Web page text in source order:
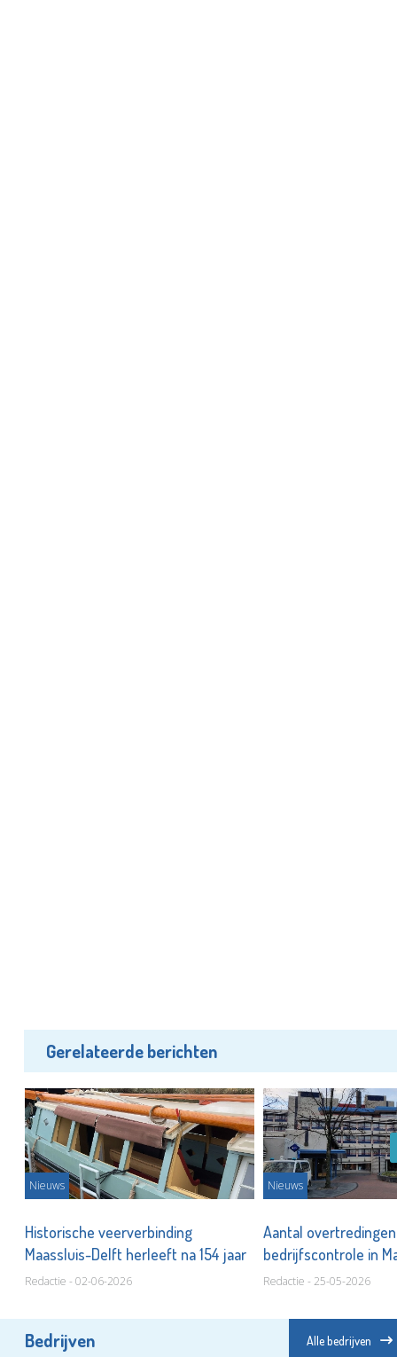
Gerelateerde berichten
Nieuws
Historische veerverbinding
Maassluis-Delft herleeft na 154 jaar
Redactie - 02-06-2026
Nieuws
Aantal
bedrijfscontrole in
Redactie - 25-05-2026
Bedrijven Alle bedrijven